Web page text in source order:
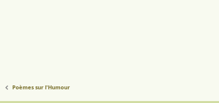
Poèmes sur l'Humour